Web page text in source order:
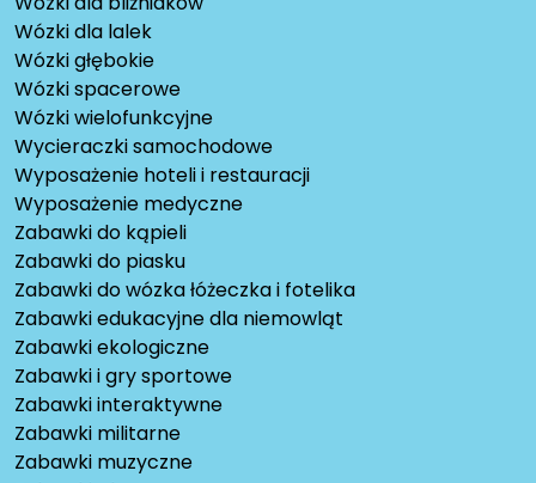
Wózki dla lalek
Wózki głębokie
Wózki spacerowe
Wózki wielofunkcyjne
Wycieraczki samochodowe
Wyposażenie hoteli i restauracji
Wyposażenie medyczne
Zabawki do kąpieli
Zabawki do piasku
Zabawki do wózka łóżeczka i fotelika
Zabawki edukacyjne dla niemowląt
Zabawki ekologiczne
Zabawki i gry sportowe
Zabawki interaktywne
Zabawki militarne
Zabawki muzyczne